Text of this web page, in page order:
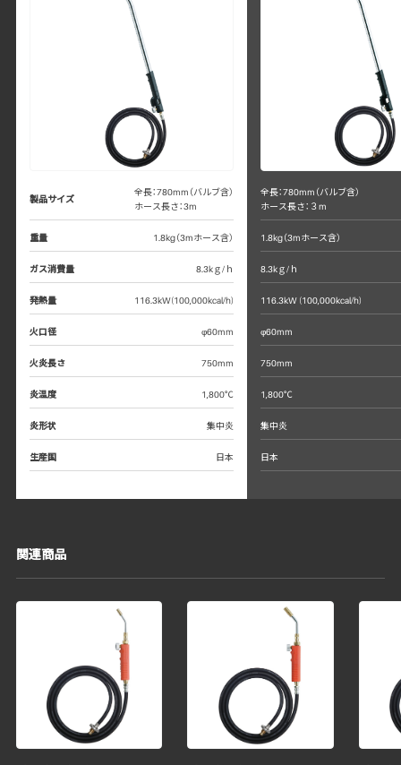
製品サイズ
全長：780mm（バルブ含）
ホース長さ：3m
重量 1.8kg（3mホース含）
ガス消費量 8.3kｇ/ｈ
発熱量 116.3kW(100,000kcal/h)
火口径 φ60mm
火炎長さ 750mm
炎温度 1,800℃
炎形状 集中炎
生産国 日本
全長：780mm（バルブ含）
ホース長さ：３m
1.8kg（3mホース含）
8.3kｇ/ｈ
116.3kW (100,000kcal/h)
φ60mm
750mm
1,800℃
集中炎
日本
関連商品